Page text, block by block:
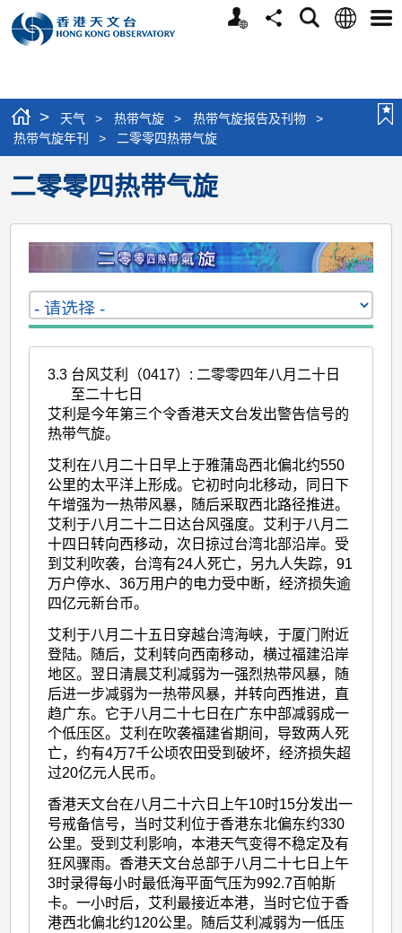
个
分
搜
语
选
> 天气 > 热带气旋 > 热带气旋报告及刊物
>
热带气旋年刊
> 二零零四热带气旋
二零零四热带气旋
3.3 台风艾利（0417）: 二零零四年八月二十日
至二十七日
艾利是今年第三个令香港天文台发出警告信号的
热带气旋。
艾利在八月二十日早上于雅蒲岛西北偏北约550
公里的太平洋上形成。它初时向北移动，同日下
午增强为一热带风暴，随后采取西北路径推进。
艾利于八月二十二日达台风强度。艾利于八月二
十四日转向西移动，次日掠过台湾北部沿岸。受
到艾利吹袭，台湾有24人死亡，另九人失踪，91
万户停水、36万用户的电力受中断，经济损失逾
四亿元新台币。
艾利于八月二十五日穿越台湾海峡，于厦门附近
登陆。随后，艾利转向西南移动，横过福建沿岸
地区。翌日清晨艾利减弱为一强烈热带风暴，随
后进一步减弱为一热带风暴，并转向西推进，直
趋广东。它于八月二十七日在广东中部减弱成一
个低压区。艾利在吹袭福建省期间，导致两人死
亡，约有4万7千公顷农田受到破坏，经济损失超
过20亿元人民币。
香港天文台在八月二十六日上午10时15分发出一
号戒备信号，当时艾利位于香港东北偏东约330
公里。受到艾利影响，本港天气变得不稳定及有
狂风骤雨。香港天文台总部于八月二十七日上午
3时录得每小时最低海平面气压为992.7百帕斯
卡。一小时后，艾利最接近本港，当时它位于香
港西北偏北约120公里。随后艾利减弱为一低压